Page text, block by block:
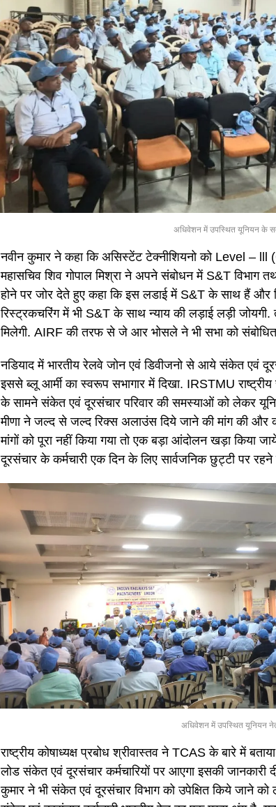
अधिवेशन में उपस्थित यूनियन के
नवीन कुमार ने कहा कि असिस्टेंट टेक्नीशियनो को Level –
महासचिव शिव गोपाल मिश्रा ने अपने संबोधन में S&T विभाग
होने पर जोर देते हुए कहा कि इस लडाई में S&T के साथ हैं और
रिस्ट्रकचरिंग में भी S&T के साथ न्याय की लड़ाई लड़ी
मिलेगी. AIRF की तरफ से जे आर भोसले ने भी सभा को संबोधित
नडियाद में भारतीय रेलवे जोन एवं डिवीजनो से आये संकेत एवं
इससे ब्लू आर्मी का स्वरूप सभागार में दिखा. IRSTMU
के सामने संकेत एवं दूरसंचार परिवार की समस्याओं को लेकर
मीणा ने जल्द से जल्द रिक्स अलाउंस दिये जाने की मांग की
मांगों को पूरा नहीं किया गया तो एक बड़ा आंदोलन खड़ा किया
दूरसंचार के कर्मचारी एक दिन के लिए सार्वजनिक छुट्टी पर
अधिवेशन में उपस्थित यूनियन
राष्ट्रीय कोषाध्यक्ष प्रबोध श्रीवास्तव ने TCAS के बारे में
लोड संकेत एवं दूरसंचार कर्मचारियों पर आएगा इसकी
कुमार ने भी संकेत एवं दूरसंचार विभाग को उपेक्षित किये जाने